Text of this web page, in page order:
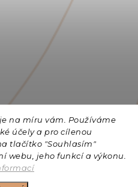
na míru vám. Používáme
účely a pro cílenou
tlačítko "Souhlasím"
webu, jeho funkcí a výkonu.